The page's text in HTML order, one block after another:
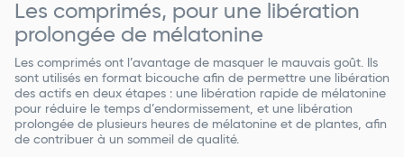
Les comprimés, pour une libération
prolongée de mélatonine
Les comprimés ont l’avantage de masquer le mauvais goût. Ils
sont utilisés en format bicouche afin de permettre une libération
des actifs en deux étapes : une libération rapide de mélatonine
pour réduire le temps d’endormissement, et une libération
prolongée de plusieurs heures de mélatonine et de plantes, afin
de contribuer à un sommeil de qualité.